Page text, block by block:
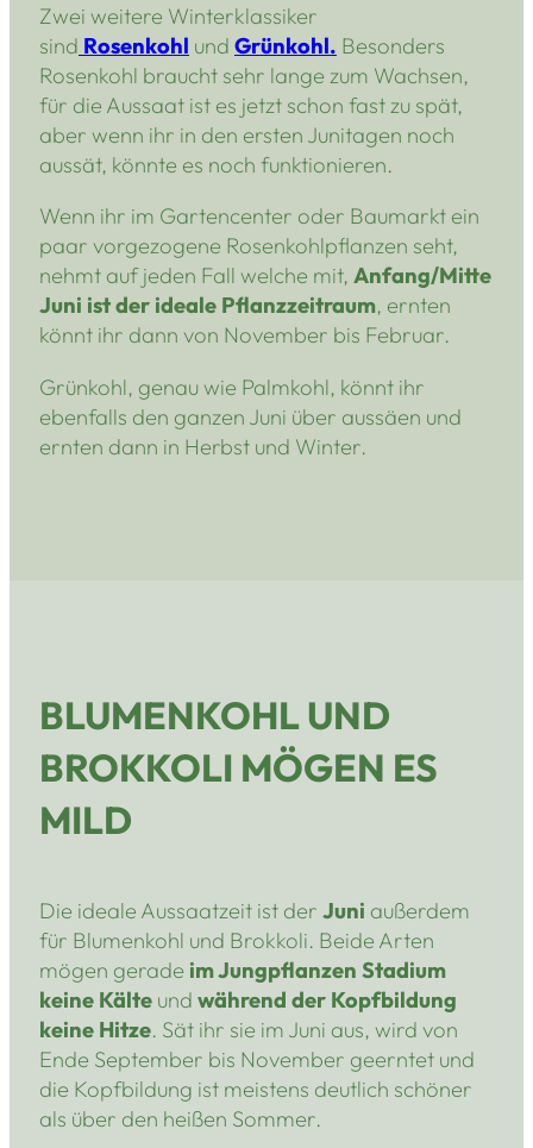
Zwei weitere Winterklassiker
sind Rosenkohl und Grünkohl. Besonders
Rosenkohl braucht sehr lange zum Wachsen,
für die Aussaat ist es jetzt schon fast zu spät,
aber wenn ihr in den ersten Junitagen noch
aussät, könnte es noch funktionieren.
Wenn ihr im Gartencenter oder Baumarkt ein
paar vorgezogene Rosenkohlpflanzen seht,
nehmt auf jeden Fall welche mit, Anfang/Mitte
Juni ist der ideale Pflanzzeitraum, ernten
könnt ihr dann von November bis Februar.
Grünkohl, genau wie Palmkohl, könnt ihr
ebenfalls den ganzen Juni über aussäen und
ernten dann in Herbst und Winter.
BLUMENKOHL UND
BROKKOLI MÖGEN ES
MILD
Die ideale Aussaatzeit ist der Juni außerdem
für Blumenkohl und Brokkoli. Beide Arten
mögen gerade im Jungpflanzen Stadium
keine Kälte und während der Kopfbildung
keine Hitze. Sät ihr sie im Juni aus, wird von
Ende September bis November geerntet und
die Kopfbildung ist meistens deutlich schöner
als über den heißen Sommer.